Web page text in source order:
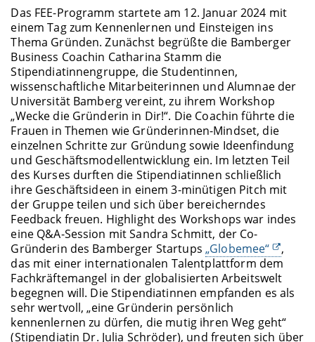
Das FEE-Programm startete am 12. Januar 2024 mit
einem Tag zum Kennenlernen und Einsteigen ins
Thema Gründen. Zunächst begrüßte die Bamberger
Business Coachin Catharina Stamm die
Stipendiatinnengruppe, die Studentinnen,
wissenschaftliche Mitarbeiterinnen und Alumnae der
Universität Bamberg vereint, zu ihrem Workshop
„Wecke die Gründerin in Dir!“. Die Coachin führte die
Frauen in Themen wie Gründerinnen-Mindset, die
einzelnen Schritte zur Gründung sowie Ideenfindung
und Geschäftsmodellentwicklung ein. Im letzten Teil
des Kurses durften die Stipendiatinnen schließlich
ihre Geschäftsideen in einem 3-minütigen Pitch mit
der Gruppe teilen und sich über bereicherndes
Feedback freuen. Highlight des Workshops war indes
eine Q&A-Session mit Sandra Schmitt, der Co-
Gründerin des Bamberger Startups„Globemee“
,
das mit einer internationalen Talentplattform dem
Fachkräftemangel in der globalisierten Arbeitswelt
begegnen will. Die Stipendiatinnen empfanden es als
sehr wertvoll, „eine Gründerin persönlich
kennenlernen zu dürfen, die mutig ihren Weg geht“
(Stipendiatin Dr. Julia Schröder), und freuten sich über